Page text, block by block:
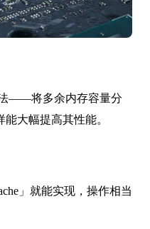
——将多余内存容量分
大幅提高其性能。
」就能实现，操作相当